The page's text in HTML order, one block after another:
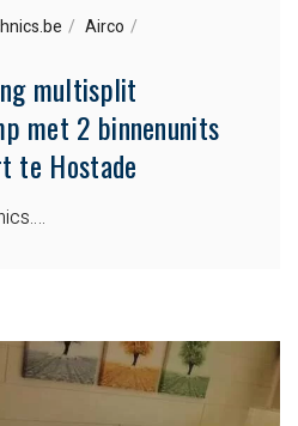
Airco
multisplit
met 2 binnenunits
te Hostade